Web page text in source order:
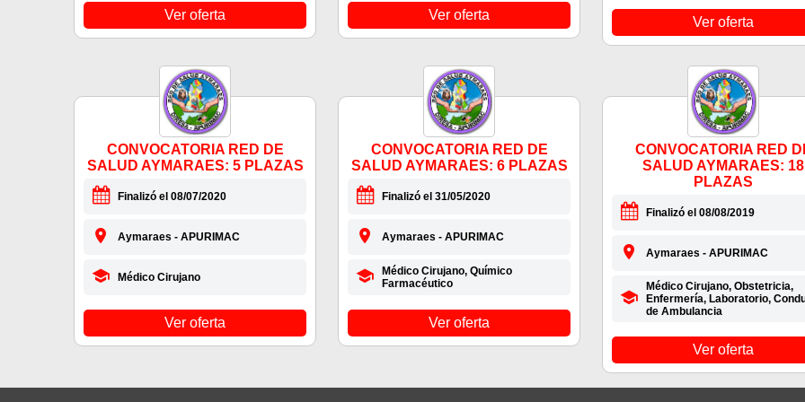
Ver oferta Ver oferta Ver oferta
CONVOCATORIA RED DE
SALUD AYMARAES: 5 PLAZAS
Finalizó el 08/07/2020
Aymaraes - APURIMAC
Médico Cirujano
Ver oferta
CONVOCATORIA RED DE
SALUD AYMARAES: 6 PLAZAS
Finalizó el 31/05/2020
Aymaraes - APURIMAC
Médico Cirujano, Químico
Farmacéutico
Ver oferta
CONVOCATORIA RED
SALUD AYMARAES: 18
PLAZAS
Finalizó el 08/08/2019
Aymaraes - APURIMAC
Médico Cirujano, Obstetricia,
Enfermería, Laboratorio,
de Ambulancia
Ver oferta